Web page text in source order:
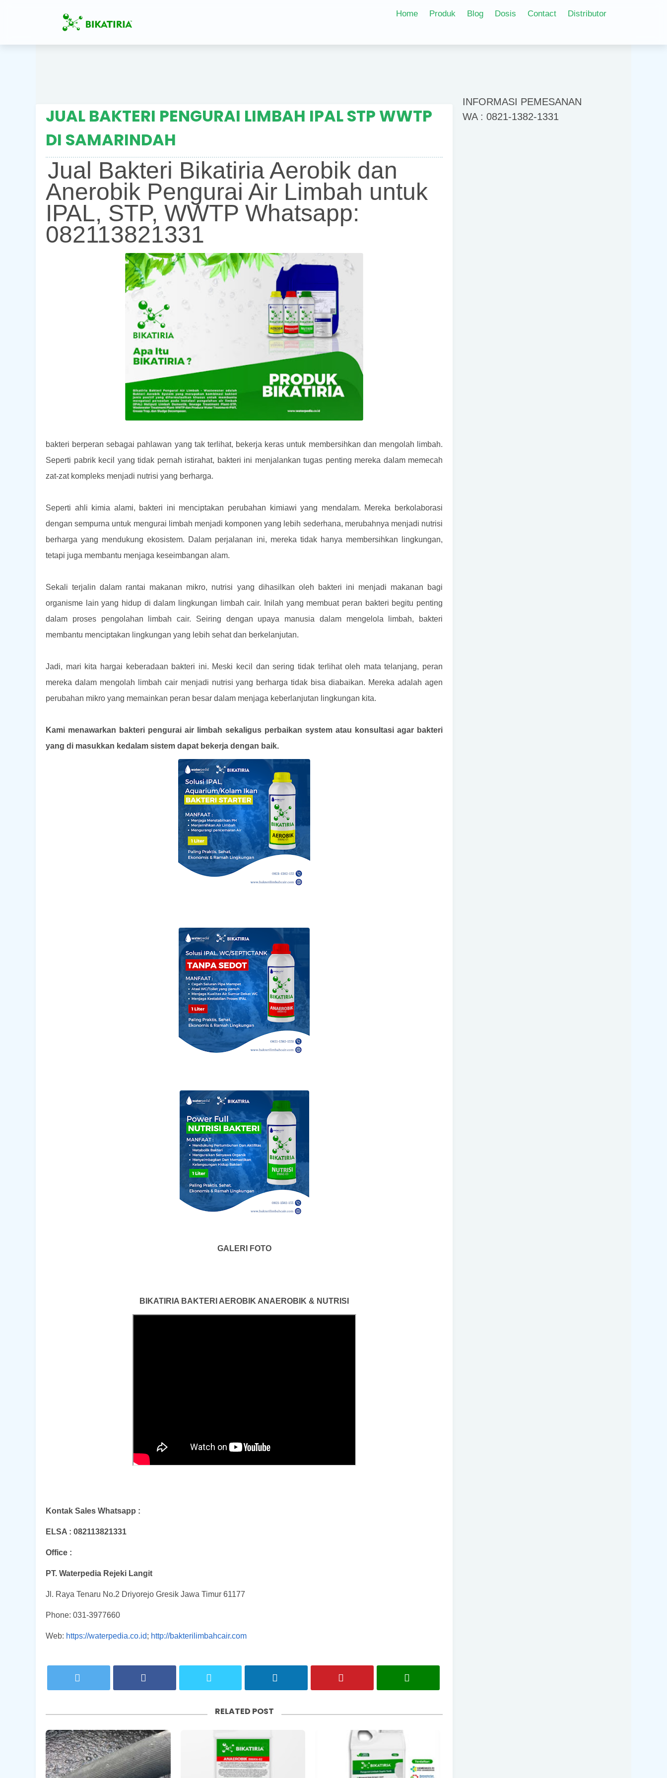
Home Produk Blog Dosis Contact Distributor
JUAL BAKTERI PENGURAI LIMBAH IPAL STP WWTP
DI SAMARINDAH
Jual Bakteri Bikatiria Aerobik dan
Anerobik Pengurai Air Limbah untuk
IPAL, STP, WWTP Whatsapp:
082113821331
bakteri berperan sebagai pahlawan yang tak terlihat, bekerja keras untuk membersihkan dan mengolah limbah.
Seperti pabrik kecil yang tidak pernah istirahat, bakteri ini menjalankan tugas penting mereka dalam memecah
zat-zat kompleks menjadi nutrisi yang berharga.
Seperti ahli kimia alami, bakteri ini menciptakan perubahan kimiawi yang mendalam. Mereka berkolaborasi
dengan sempurna untuk mengurai limbah menjadi komponen yang lebih sederhana, merubahnya menjadi nutrisi
berharga yang mendukung ekosistem. Dalam perjalanan ini, mereka tidak hanya membersihkan lingkungan,
tetapi juga membantu menjaga keseimbangan alam.
Sekali terjalin dalam rantai makanan mikro, nutrisi yang dihasilkan oleh bakteri ini menjadi makanan bagi
organisme lain yang hidup di dalam lingkungan limbah cair. Inilah yang membuat peran bakteri begitu penting
dalam proses pengolahan limbah cair. Seiring dengan upaya manusia dalam mengelola limbah, bakteri
membantu menciptakan lingkungan yang lebih sehat dan berkelanjutan.
Jadi, mari kita hargai keberadaan bakteri ini. Meski kecil dan sering tidak terlihat oleh mata telanjang, peran
mereka dalam mengolah limbah cair menjadi nutrisi yang berharga tidak bisa diabaikan. Mereka adalah agen
perubahan mikro yang memainkan peran besar dalam menjaga keberlanjutan lingkungan kita.
Kami menawarkan bakteri pengurai air limbah sekaligus perbaikan system atau konsultasi agar bakteri
yang di masukkan kedalam sistem dapat bekerja dengan baik.
GALERI FOTO
BIKATIRIA BAKTERI AEROBIK ANAEROBIK & NUTRISI
Kontak Sales Whatsapp :
ELSA : 082113821331
Office :
PT. Waterpedia Rejeki Langit
Jl. Raya Tenaru No.2 Driyorejo Gresik Jawa Timur 61177
Phone: 031-3977660
Web: https://waterpedia.co.id; http://bakterilimbahcair.com
RELATED POST
INFORMASI PEMESANAN
WA : 0821-1382-1331